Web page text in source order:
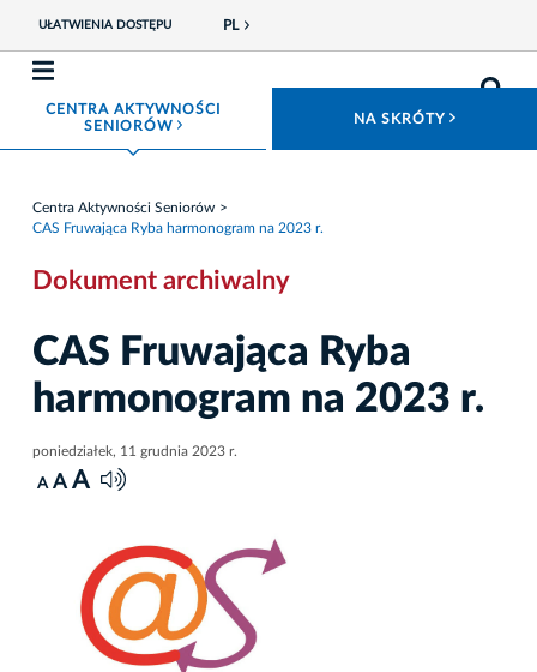
UŁATWIENIA DOSTĘPU PL
CENTRA AKTYWNOŚCI
SENIORÓWROZWIŃ MENU NA SKRÓTY
Centra Aktywności Seniorów
CAS Fruwająca Ryba harmonogram na 2023 r.
Dokument archiwalny
CAS Fruwająca Ryba
harmonogram na 2023 r.
poniedziałek, 11 grudnia 2023 r.
A A A